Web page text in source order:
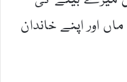
اور اپنے خاندان